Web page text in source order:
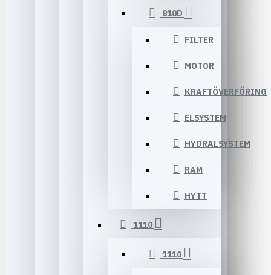
810D
FILTER
MOTOR
KRAFTÖVERFÖRING
ELSYSTEM
HYDRALSYSTEM
RAM
HYTT
1110
1110